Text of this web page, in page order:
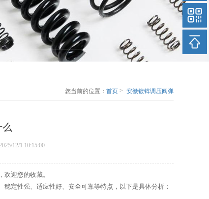
您当前的位置： 首页 > 安徽镀锌调压阀弹
12/1 10:15:00
迎您的收藏。
定性强、适应性好、安全可靠等特点，以下是具体分析：